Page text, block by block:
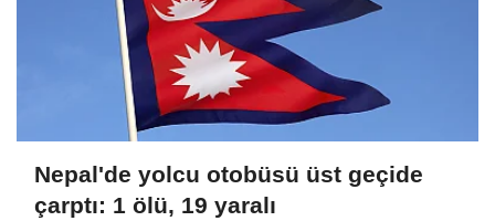
Nepal'de yolcu otobüsü üst geçide
çarptı: 1 ölü, 19 yaralı